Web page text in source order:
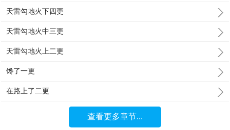
天雷勾地火下四更
天雷勾地火中三更
天雷勾地火上二更
馋了一更
在路上了二更
查看更多章节...